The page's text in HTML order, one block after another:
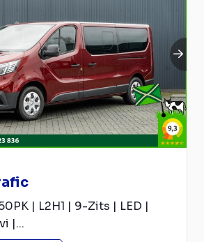
| L2H1 | 9-Zits | LED |
|...